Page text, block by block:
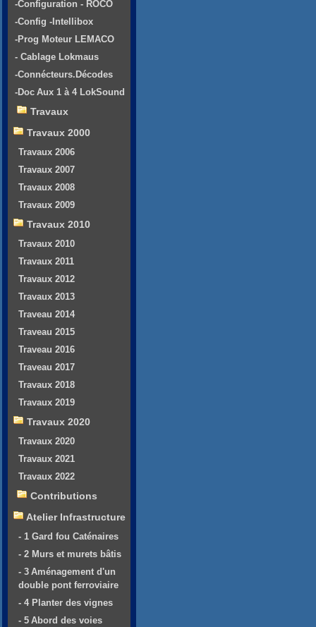
-Configuration - ROCO
-Config -Intellibox
-Prog Moteur LEMACO
- Cablage Lokmaus
-Connécteurs.Décodes
-Doc Aux 1 à 4 LokSound
Travaux
Travaux 2000
Travaux 2006
Travaux 2007
Travaux 2008
Travaux 2009
Travaux 2010
Travaux 2010
Travaux 2011
Travaux 2012
Travaux 2013
Traveau 2014
Traveau 2015
Traveau 2016
Traveau 2017
Travaux 2018
Travaux 2019
Travaux 2020
Travaux 2020
Travaux 2021
Travaux 2022
Contributions
Atelier Infrastructure
- 1 Gard fou Caténaires
- 2 Murs et murets bâtis
- 3 Aménagement d'un
double pont ferroviaire
- 4 Planter des vignes
- 5 Abord des voies